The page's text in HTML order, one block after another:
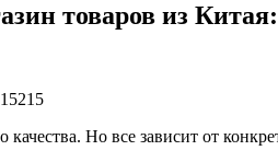
товаров из
Но все зависит от